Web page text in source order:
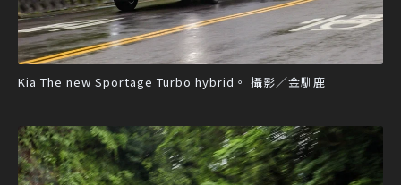
Kia The new Sportage Turbo hybrid。 攝影／金馴鹿